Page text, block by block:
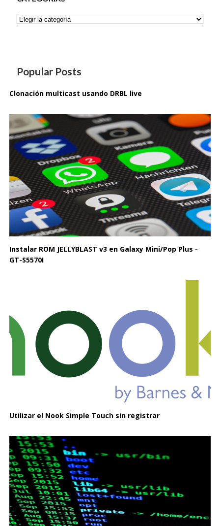
Categorías
Popular Posts
Clonación multicast usando DRBL live
Instalar ROM JELLYBLAST v3 en Galaxy Mini/Pop Plus -
GT-S5570I
Utilizar el Nook Simple Touch sin registrar